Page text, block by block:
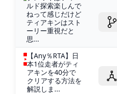
ルド探索楽しんで
ねって感じだけど
ティアキンはスト
ーリー重視だと
思...
【Any％RTA】日
本1位走者がティ
アキンを40分で
クリアする方法を
解説しま...